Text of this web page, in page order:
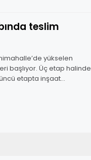
yükselen
başlıyor. Üç etap halinde
etapta inşaat